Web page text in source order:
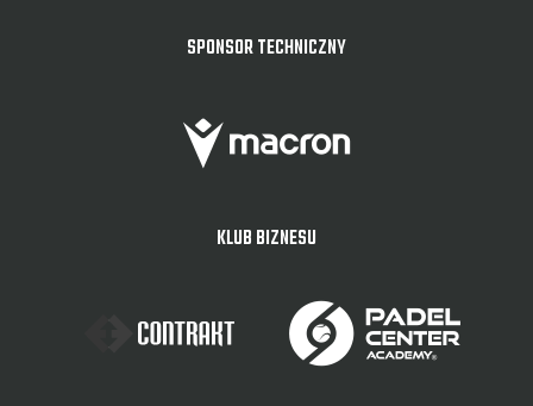
SPONSOR TECHNICZNY
KLUB BIZNESU